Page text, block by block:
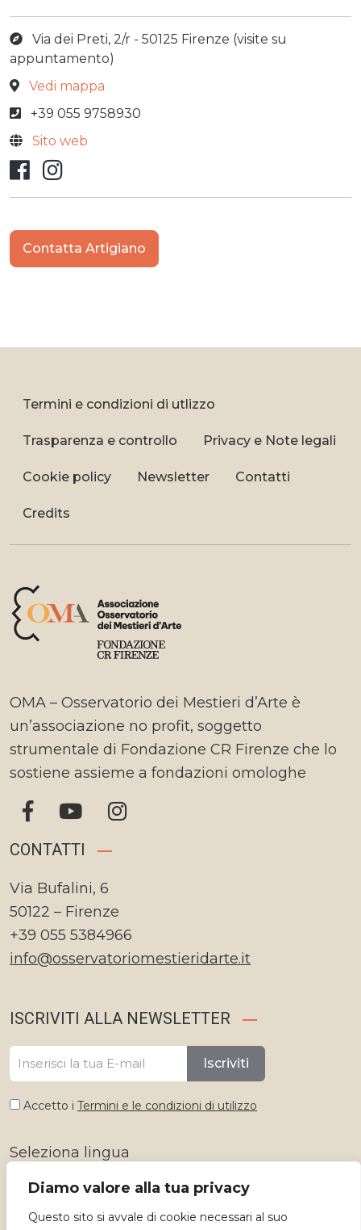
Diamo valore alla tua privacy
Questo sito si avvale di cookie necessari al suo
Via dei Preti, 2/r - 50125 Firenze (visite su
appuntamento)
Vedi mappa
+39 055 9758930
Sito web
Facebook
Instagram
Contatta Artigiano
Termini e condizioni di utlizzo
Trasparenza e controllo Privacy e Note legali
Cookie policy Newsletter Contatti
Credits
OMA – Osservatorio dei Mestieri d’Arte è
un’associazione no profit, soggetto
strumentale di Fondazione CR Firenze che lo
sostiene assieme a fondazioni omologhe
CONTATTI
Via Bufalini, 6
50122 – Firenze
+39 055 5384966
info@osservatoriomestieridarte.it
ISCRIVITI ALLA NEWSLETTER
Iscriviti
Accetto i Termini e le condizioni di utilizzo
Seleziona lingua